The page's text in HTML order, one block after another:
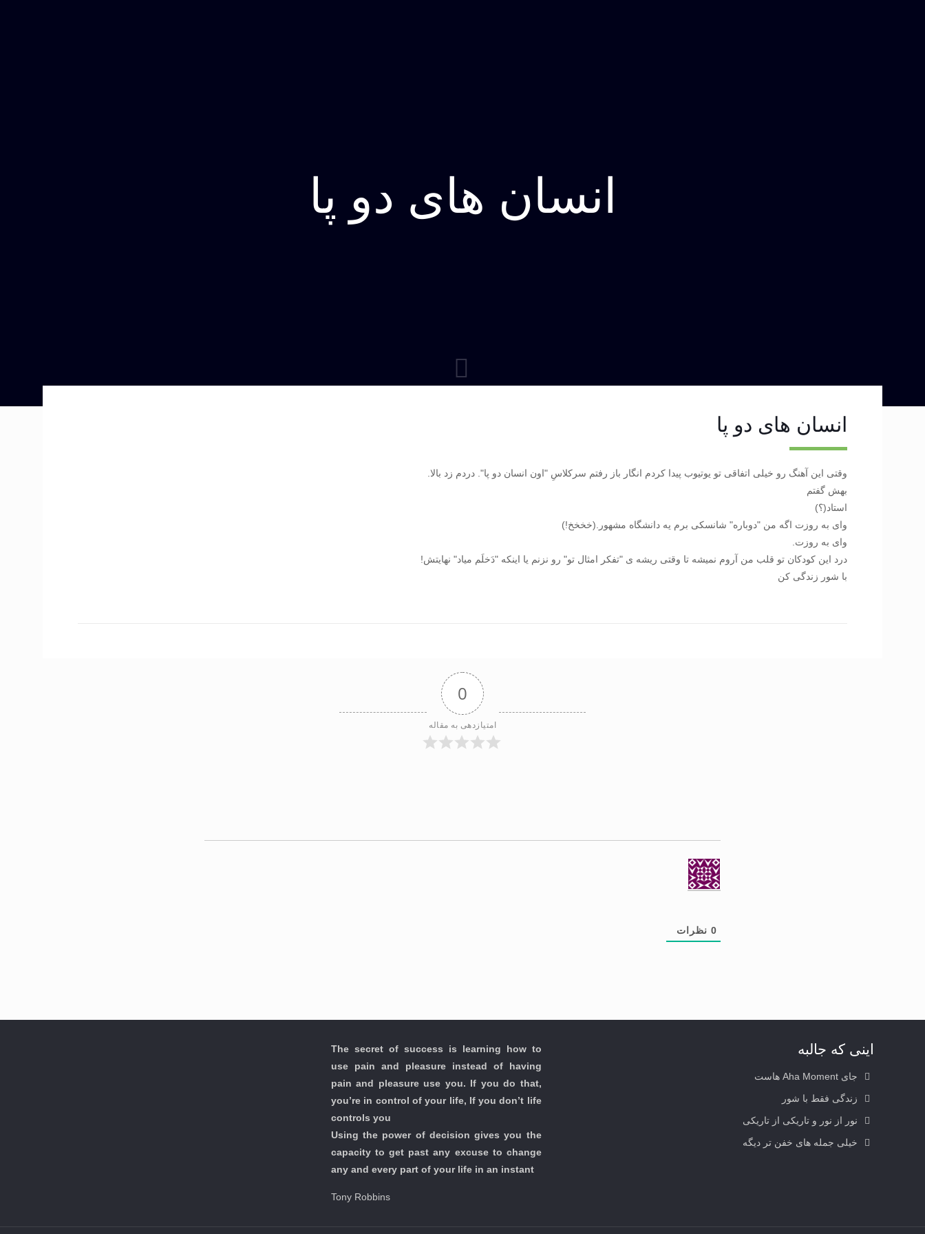
انسان های دو پا
انسان های دو پا
وقتی این آهنگ رو خیلی اتفاقی تو یوتیوب پیدا کردم انگار باز رفتم سرکلاسِ "اون انسان دو پا". دردم زد بالا.
بهش گفتم
استاد(؟)
وای به روزت اگه من "دوباره" شانسکی برم یه دانشگاه مشهور.(خخخخ!)
وای به روزت.
درد این کودکان تو قلب من آروم نمیشه تا وقتی ریشه ی "تفکر امثال تو" رو نزنم یا اینکه "دَخلَم میاد" نهایتش!
با شور زندگی کن
0
امتیازدهی به مقاله
0نظرات
اینی که جالبه
جای Aha Moment هاست
زندگی فقط با شور
نور از نور و تاریکی از تاریکی
خیلی جمله های خفن تر دیگه
The secret of success is learning how to
use pain and pleasure instead of having
pain and pleasure use you. If you do that,
you’re in control of your life, If you don’t life
controls you
Using the power of decision gives you the
capacity to get past any excuse to change
any and every part of your life in an instant
Tony Robbins